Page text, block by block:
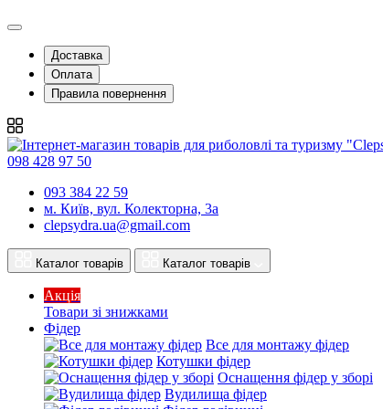
Доставка
Оплата
Правила повернення
098 428 97 50
093 384 22 59
м. Київ, вул. Колекторна, 3а
clepsydra.ua@gmail.com
Каталог товарів Каталог товарів
Акція
Товари зі знижками
Фідер
Все для монтажу фідер
Котушки фідер
Оснащення фідер у зборі
Вудилища фідер